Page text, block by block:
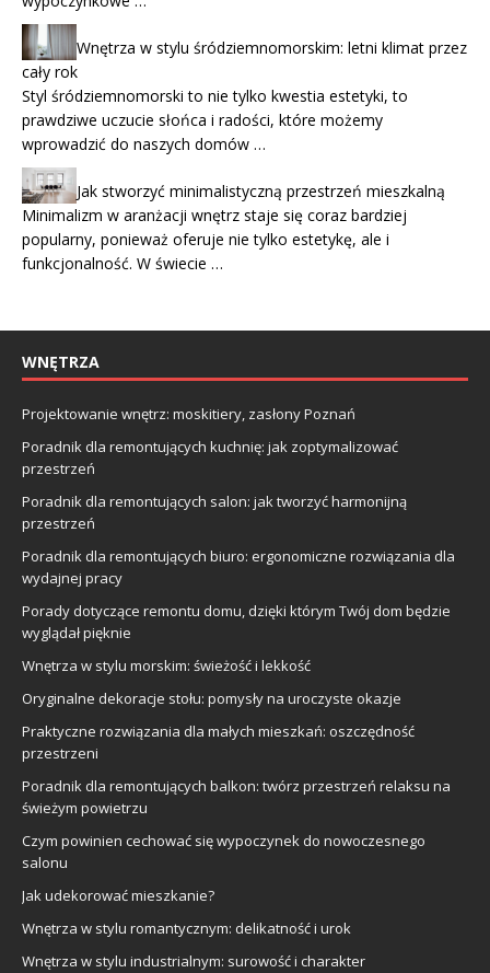
Wnętrza w stylu śródziemnomorskim: letni klimat przez
cały rok
Styl śródziemnomorski to nie tylko kwestia estetyki, to
prawdziwe uczucie słońca i radości, które możemy
wprowadzić do naszych domów …
Jak stworzyć minimalistyczną przestrzeń mieszkalną
Minimalizm w aranżacji wnętrz staje się coraz bardziej
popularny, ponieważ oferuje nie tylko estetykę, ale i
funkcjonalność. W świecie …
WNĘTRZA
Projektowanie wnętrz: moskitiery, zasłony Poznań
Poradnik dla remontujących kuchnię: jak zoptymalizować
przestrzeń
Poradnik dla remontujących salon: jak tworzyć harmonijną
przestrzeń
Poradnik dla remontujących biuro: ergonomiczne rozwiązania dla
wydajnej pracy
Porady dotyczące remontu domu, dzięki którym Twój dom będzie
wyglądał pięknie
Wnętrza w stylu morskim: świeżość i lekkość
Oryginalne dekoracje stołu: pomysły na uroczyste okazje
Praktyczne rozwiązania dla małych mieszkań: oszczędność
przestrzeni
Poradnik dla remontujących balkon: twórz przestrzeń relaksu na
świeżym powietrzu
Czym powinien cechować się wypoczynek do nowoczesnego
salonu
Jak udekorować mieszkanie?
Wnętrza w stylu romantycznym: delikatność i urok
Wnętrza w stylu industrialnym: surowość i charakter